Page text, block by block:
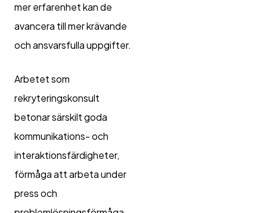
mer erfarenhet kan de
avancera till mer krävande
och ansvarsfulla uppgifter.
Arbetet som
rekryteringskonsult
betonar särskilt goda
kommunikations- och
interaktionsfärdigheter,
förmåga att arbeta under
press och